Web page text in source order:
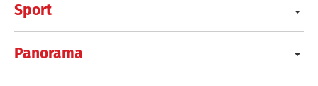
Sport
Panorama